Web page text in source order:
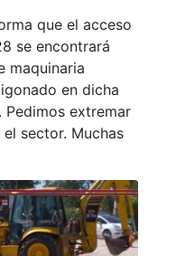
que el acceso
se encontrará
maquinaria
en dicha
extremar
sector. Muchas